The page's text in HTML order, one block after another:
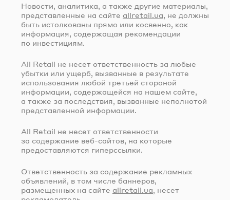
Новости, аналитика, а также другие материалы,
представленные на сайте allretail.ua, не должны
быть истолкованы прямо или косвенно, как
информация, содержащая рекомендации
по инвестициям.
All Retail не несет ответственность за любые
убытки или ущерб, вызванные в результате
использования любой третьей стороной
информации, содержащейся на нашем сайте,
а также за последствия, вызванные неполнотой
представленной информации.
All Retail не несет ответственности
за содержание веб-сайтов, на которые
предоставляются гиперссылки.
Ответственность за содержание рекламных
объявлений, в том числе баннеров,
размещенных на сайте allretail.ua, несет